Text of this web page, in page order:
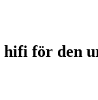
för den